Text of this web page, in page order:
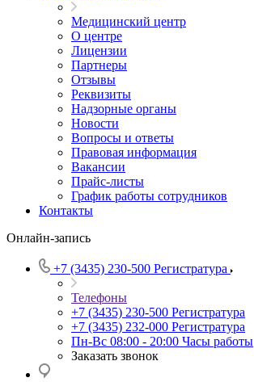
Медицинский центр
О центре
Лицензии
Партнеры
Отзывы
Реквизиты
Надзорные органы
Новости
Вопросы и ответы
Правовая информация
Вакансии
Прайс-листы
График работы сотрудников
Контакты
Онлайн-запись
+7 (3435) 230-500 Регистратура
Телефоны
+7 (3435) 230-500 Регистратура
+7 (3435) 232-000 Регистратура
Пн-Вс 08:00 - 20:00 Часы работы
Заказать звонок